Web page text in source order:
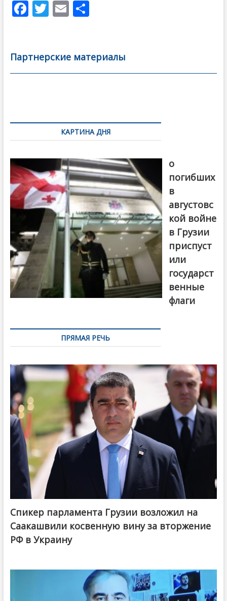
F
b
o
T
er
E
l
О
а
в
Партнерские материалы
по
записямКАРТИНА ДНЯ
о
погибших
в
августовс
кой войне
в Грузии
приспуст
или
государст
венные
флаги
ПРЯМАЯ РЕЧЬ
Спикер парламента Грузии возложил на
Саакашвили косвенную вину за вторжение
РФ в Украину